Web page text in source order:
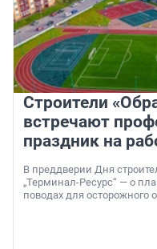
Строители
встречают
праздник на
В преддверии Дня
„Терминал-Ресурс“ — о
поводах для осторожного